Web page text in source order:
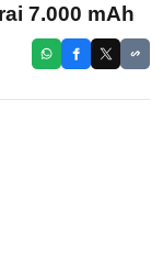
7.000 mAh